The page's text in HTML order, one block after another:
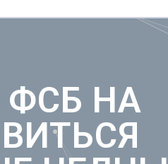
Тюмень
Ульяновск
Уфа
Х
Хабаровск
НА